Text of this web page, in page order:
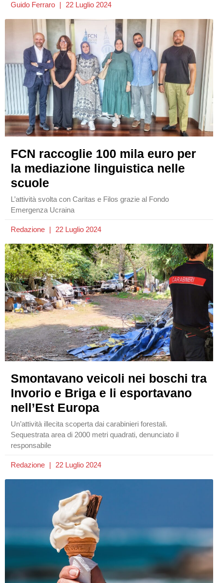
Guido Ferraro 22 Luglio 2024
FCN raccoglie 100 mila euro per
la mediazione linguistica nelle
scuole
L’attività svolta con Caritas e Filos grazie al Fondo
Emergenza Ucraina
Redazione 22 Luglio 2024
Smontavano veicoli nei boschi tra
Invorio e Briga e li esportavano
nell’Est Europa
Un’attività illecita scoperta dai carabinieri forestali.
Sequestrata area di 2000 metri quadrati, denunciato il
responsabile
Redazione 22 Luglio 2024